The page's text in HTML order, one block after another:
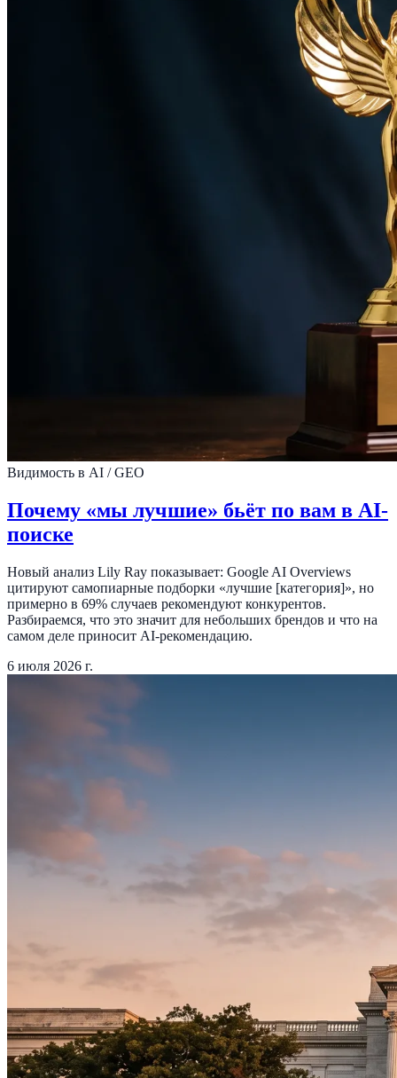
Видимость в AI / GEO
Почему «мы лучшие» бьёт по вам в AI-
поиске
Новый анализ Lily Ray показывает: Google AI Overviews
цитируют самопиарные подборки «лучшие [категория]», но
примерно в 69% случаев рекомендуют конкурентов.
Разбираемся, что это значит для небольших брендов и что на
самом деле приносит AI-рекомендацию.
6 июля 2026 г.